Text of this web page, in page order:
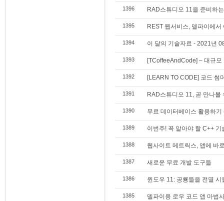
1396 RAD스튜디오 11을 준비하
1395 REST 웹서비스, 델파이에
1394 이 달의 기술자료 - 2021년
1393 [TCoffeeAndCode] – 대규
1392 [LEARN TO CODE] 코드 썸
1391 RAD스튜디오 11, 곧 만나볼
1390 무료 데이터베이스 활용하
1389 이번주! 꼭 알아야 할 C++ 기
1388 웹사이트 메트릭스, 앱에 바
1387 새로운 무료 개발 도구들
1386 윈도우 11: 공룡들을 전멸
1385 델파이용 로우 코드 앱 마법